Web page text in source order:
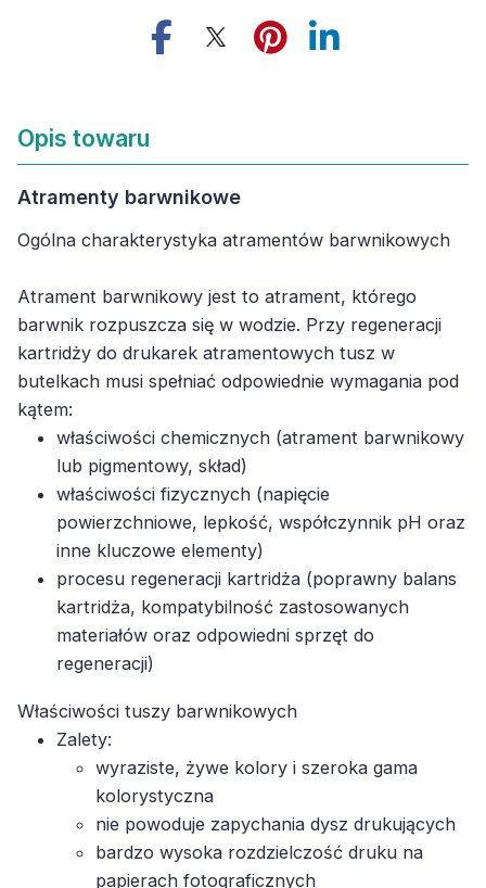
Opis towaru
Atramenty barwnikowe
Ogólna charakterystyka atramentów barwnikowych
Atrament barwnikowy jest to atrament, którego
barwnik rozpuszcza się w wodzie. Przy regeneracji
kartridży do drukarek atramentowych tusz w
butelkach musi spełniać odpowiednie wymagania pod
kątem:
właściwości chemicznych (atrament barwnikowy
lub pigmentowy, skład)
właściwości fizycznych (napięcie
powierzchniowe, lepkość, współczynnik pH oraz
inne kluczowe elementy)
procesu regeneracji kartridża (poprawny balans
kartridża, kompatybilność zastosowanych
materiałów oraz odpowiedni sprzęt do
regeneracji)
Właściwości tuszy barwnikowych
Zalety:
wyraziste, żywe kolory i szeroka gama
kolorystyczna
nie powoduje zapychania dysz drukujących
bardzo wysoka rozdzielczość druku na
papierach fotograficznych